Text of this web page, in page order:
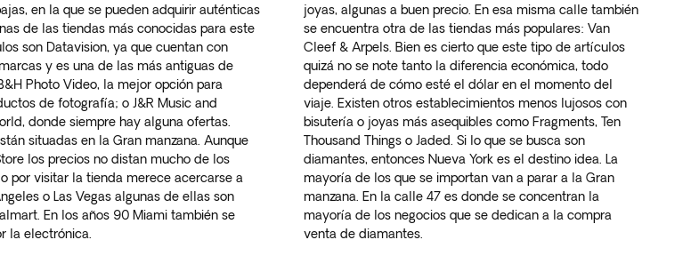
en la que se pueden adquirir auténticas
de las tiendas más conocidas para este
son Datavision, ya que cuentan con
y es una de las más antiguas de
Photo Video, la mejor opción para
de fotografía; o J&R Music and
donde siempre hay alguna ofertas.
situadas en la Gran manzana. Aunque
los precios no distan mucho de los
por visitar la tienda merece acercarse a
o Las Vegas algunas de ellas son
En los años 90 Miami también se
la electrónica.
joyas, algunas a buen precio. En esa misma calle también
se encuentra otra de las tiendas más populares: Van
Cleef & Arpels. Bien es cierto que este tipo de artículos
quizá no se note tanto la diferencia económica, todo
dependerá de cómo esté el dólar en el momento del
viaje. Existen otros establecimientos menos lujosos con
bisutería o joyas más asequibles como Fragments, Ten
Thousand Things o Jaded. Si lo que se busca son
diamantes, entonces Nueva York es el destino idea. La
mayoría de los que se importan van a parar a la Gran
manzana. En la calle 47 es donde se concentran la
mayoría de los negocios que se dedican a la compra
venta de diamantes.